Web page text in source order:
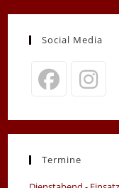
Social Media
in
new
in
new
Termine